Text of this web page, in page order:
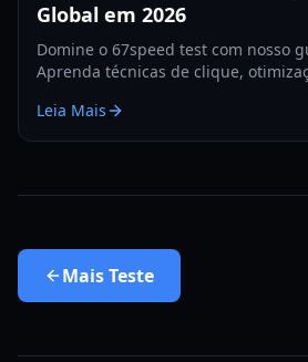
Global em 2026
Domine o 67speed test com nosso
Aprenda técnicas de clique,
Leia Mais
MaisTeste